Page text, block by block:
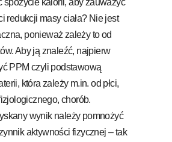
redukcji masy ciała? Nie jest
ponieważ zależy to od
Aby ją znaleźć, najpierw
PPM czyli podstawową
która zależy m.in. od płci,
chorób.
wynik należy pomnożyć
aktywności fizycznej – tak